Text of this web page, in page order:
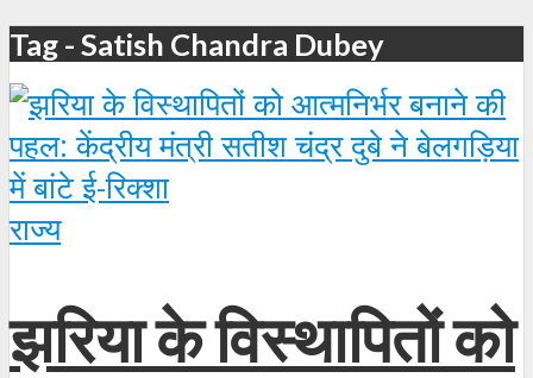
Tag - Satish Chandra Dubey
राज्य
झरिया के विस्थापितों को